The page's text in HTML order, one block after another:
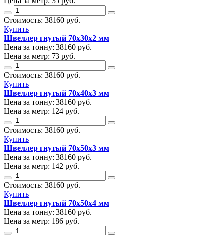
Стоимость: 38160 руб.
Купить
Швеллер гнутый 70х30х2 мм
Цена за тонну: 38160 руб.
Цена за метр: 73 руб.
Стоимость: 38160 руб.
Купить
Швеллер гнутый 70х40х3 мм
Цена за тонну: 38160 руб.
Цена за метр: 124 руб.
Стоимость: 38160 руб.
Купить
Швеллер гнутый 70х50х3 мм
Цена за тонну: 38160 руб.
Цена за метр: 142 руб.
Стоимость: 38160 руб.
Купить
Швеллер гнутый 70х50х4 мм
Цена за тонну: 38160 руб.
Цена за метр: 186 руб.